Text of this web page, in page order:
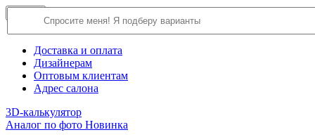
О компании
Доставка и оплата
Дизайнерам
Оптовым клиентам
Адрес салона
3D-калькулятор
Аналог по фото Новинка